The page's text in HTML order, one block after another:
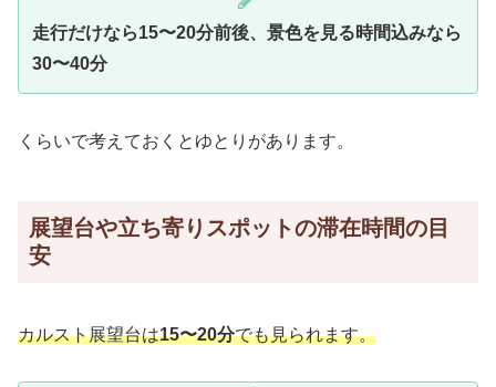
走行だけなら15〜20分前後、景色を見る時間込みなら
30〜40分
くらいで考えておくとゆとりがあります。
展望台や立ち寄りスポットの滞在時間の目
安
カルスト展望台は15〜20分でも見られます。